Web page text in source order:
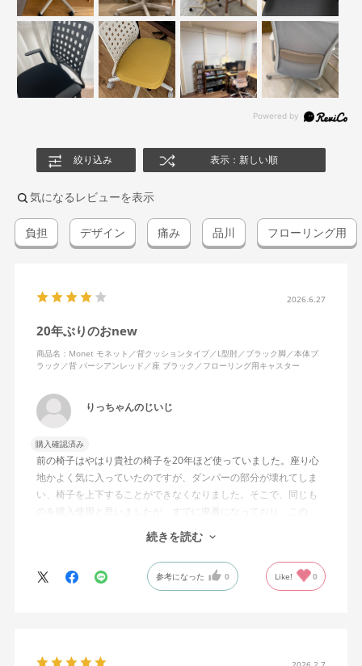
絞り込み 表示：新しい順
気になるレビューを表示
負担 デザイン 痛み 品川 フローリング用
2026.6.27
20年ぶりのおnew
商品名：Monet モネット／背クッションタイプ／L型肘／ブラック脚／本体ブ
ラック／背 パーシアンレッド／座 ブラック／フローリング用キャスター
りっちゃんのじいじ
購入確認済み
前の椅子はやはり貴社の椅子を20年ほど使っていました。座り心
地かよく気に入っていたのですが、ダンパーの部分が壊れてしま
い、椅子を上下することができなくなりました。そこで、同じも
のを購入使用と思いましたが、すでに廃番になっており、この
MonEtを購入しました。やや固めの椅子ですが、使っているうち
になじんでくるのではと思っています。フローリング床で使って
いますが、ややキャスターがよく動きすぎるのが難点でしょう
か。
続きを読む
参考になった 0 Like! 0